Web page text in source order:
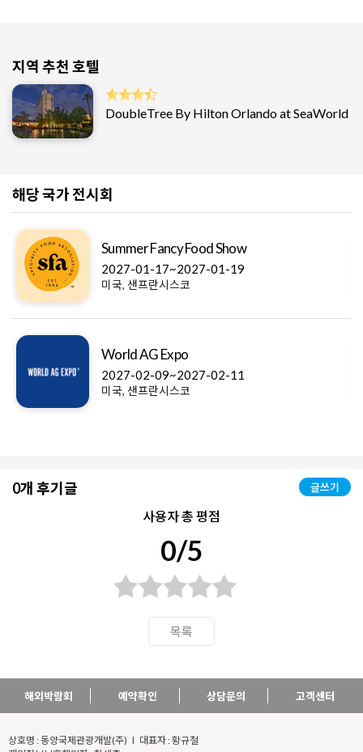
지역 추천 호텔
DoubleTree By Hilton Orlando at SeaWorld
해당 국가 전시회
Summer Fancy Food Show
2027-01-17~2027-01-19
미국, 샌프란시스코
World AG Expo
2027-02-09~2027-02-11
미국, 샌프란시스코
0개 후기글 글쓰기
사용자 총 평점
0/5
목록
해외박람회 예약확인 상담문의 고객센터
상호명 : 동양국제관광개발(주) l 대표자 : 황규철